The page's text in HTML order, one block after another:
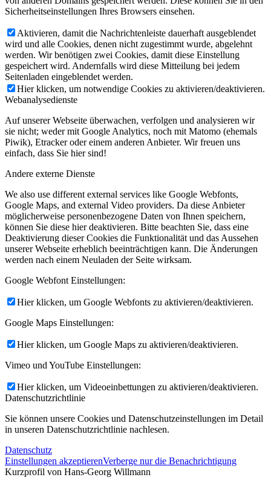
Sicherheitseinstellungen Ihres Browsers einsehen.
Aktivieren, damit die Nachrichtenleiste dauerhaft ausgeblendet
wird und alle Cookies, denen nicht zugestimmt wurde, abgelehnt
werden. Wir benötigen zwei Cookies, damit diese Einstellung
gespeichert wird. Andernfalls wird diese Mitteilung bei jedem
Seitenladen eingeblendet werden.
Hier klicken, um notwendige Cookies zu aktivieren/deaktivieren.
Webanalysedienste
Auf unserer Webseite überwachen, verfolgen und analysieren wir
sie nicht; weder mit Google Analytics, noch mit Matomo (ehemals
Piwik), Etracker oder einem anderen Anbieter. Wir freuen uns
einfach, dass Sie hier sind!
Andere externe Dienste
We also use different external services like Google Webfonts,
Google Maps, and external Video providers. Da diese Anbieter
möglicherweise personenbezogene Daten von Ihnen speichern,
können Sie diese hier deaktivieren. Bitte beachten Sie, dass eine
Deaktivierung dieser Cookies die Funktionalität und das Aussehen
unserer Webseite erheblich beeinträchtigen kann. Die Änderungen
werden nach einem Neuladen der Seite wirksam.
Google Webfont Einstellungen:
Hier klicken, um Google Webfonts zu aktivieren/deaktivieren.
Google Maps Einstellungen:
Hier klicken, um Google Maps zu aktivieren/deaktivieren.
Vimeo und YouTube Einstellungen:
Hier klicken, um Videoeinbettungen zu aktivieren/deaktivieren.
Datenschutzrichtlinie
Sie können unsere Cookies und Datenschutzeinstellungen im Detail
in unseren Datenschutzrichtlinie nachlesen.
Datenschutz
Einstellungen akzeptierenVerberge nur die Benachrichtigung
Kurzprofil von Hans-Georg Willmann